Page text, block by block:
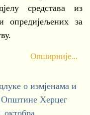
средстава из
за
Опширније...
о измјенама и
Општине Херцег
октобра